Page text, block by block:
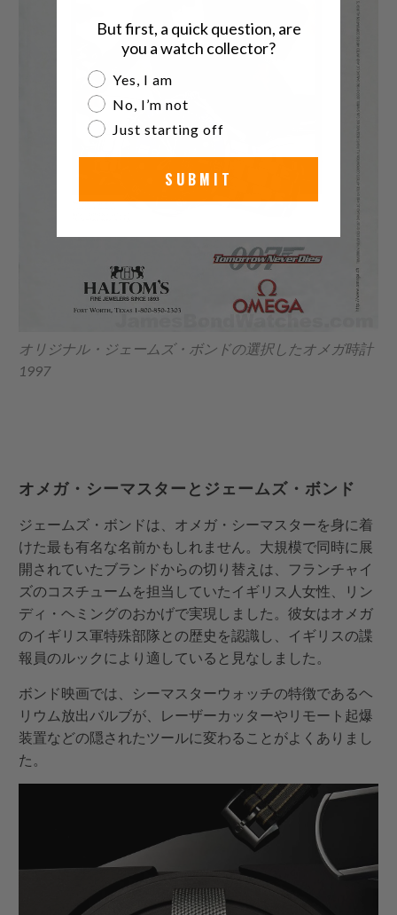
オリジナル・ジェームズ・ボンドの選択したオメガ時計
1997
オメガ・シーマスターとジェームズ・ボンド
ジェームズ・ボンドは、オメガ・シーマスターを身に着
けた最も有名な名前かもしれません。大規模で同時に展
開されていたブランドからの切り替えは、フランチャイ
ズのコスチュームを担当していたイギリス人女性、リン
ディ・ヘミングのおかげで実現しました。彼女はオメガ
のイギリス軍特殊部隊との歴史を認識し、イギリスの諜
報員のルックにより適していると見なしました。
ボンド映画では、シーマスターウォッチの特徴であるヘ
リウム放出バルブが、レーザーカッターやリモート起爆
装置などの隠されたツールに変わることがよくありまし
た。
But first, a quick question, are
you a watch collector?
Are you a watch collector?
Yes, I am
No, I’m not
Just starting off
SUBMIT